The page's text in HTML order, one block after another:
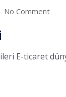
No Comment
E-ticaret